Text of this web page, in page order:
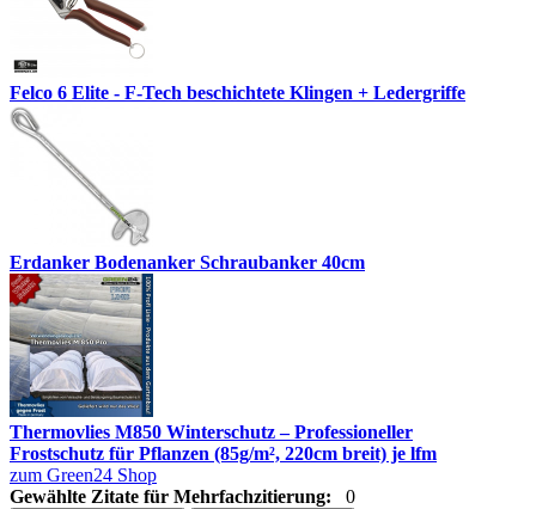
Felco 6 Elite - F-Tech beschichtete Klingen + Ledergriffe
Erdanker Bodenanker Schraubanker 40cm
Thermovlies M850 Winterschutz – Professioneller
Frostschutz für Pflanzen (85g/m², 220cm breit) je lfm
zum Green24 Shop
Gewählte Zitate für Mehrfachzitierung:
0